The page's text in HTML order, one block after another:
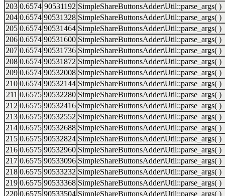
203 0.6574 90531192 SimpleShareButtonsAdder\Util::parse_args( )
204 0.6574 90531328 SimpleShareButtonsAdder\Util::parse_args( )
205 0.6574 90531464 SimpleShareButtonsAdder\Util::parse_args( )
206 0.6574 90531600 SimpleShareButtonsAdder\Util::parse_args( )
207 0.6574 90531736 SimpleShareButtonsAdder\Util::parse_args( )
208 0.6574 90531872 SimpleShareButtonsAdder\Util::parse_args( )
209 0.6574 90532008 SimpleShareButtonsAdder\Util::parse_args( )
210 0.6574 90532144 SimpleShareButtonsAdder\Util::parse_args( )
211 0.6575 90532280 SimpleShareButtonsAdder\Util::parse_args( )
212 0.6575 90532416 SimpleShareButtonsAdder\Util::parse_args( )
213 0.6575 90532552 SimpleShareButtonsAdder\Util::parse_args( )
214 0.6575 90532688 SimpleShareButtonsAdder\Util::parse_args( )
215 0.6575 90532824 SimpleShareButtonsAdder\Util::parse_args( )
216 0.6575 90532960 SimpleShareButtonsAdder\Util::parse_args( )
217 0.6575 90533096 SimpleShareButtonsAdder\Util::parse_args( )
218 0.6575 90533232 SimpleShareButtonsAdder\Util::parse_args( )
219 0.6575 90533368 SimpleShareButtonsAdder\Util::parse_args( )
220 0.6575 90533504 SimpleShareButtonsAdder\Util::parse_args( )